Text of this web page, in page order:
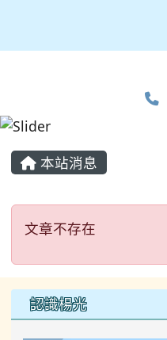
主內容區域
本站消息
文章不存在
文章不存在
左邊區域內容
認識楊光